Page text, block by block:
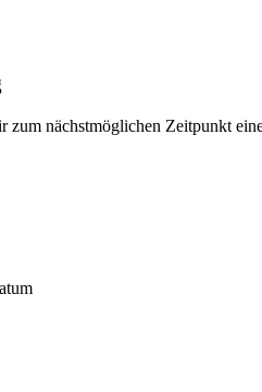
zum nächstmöglichen Zeitpunkt